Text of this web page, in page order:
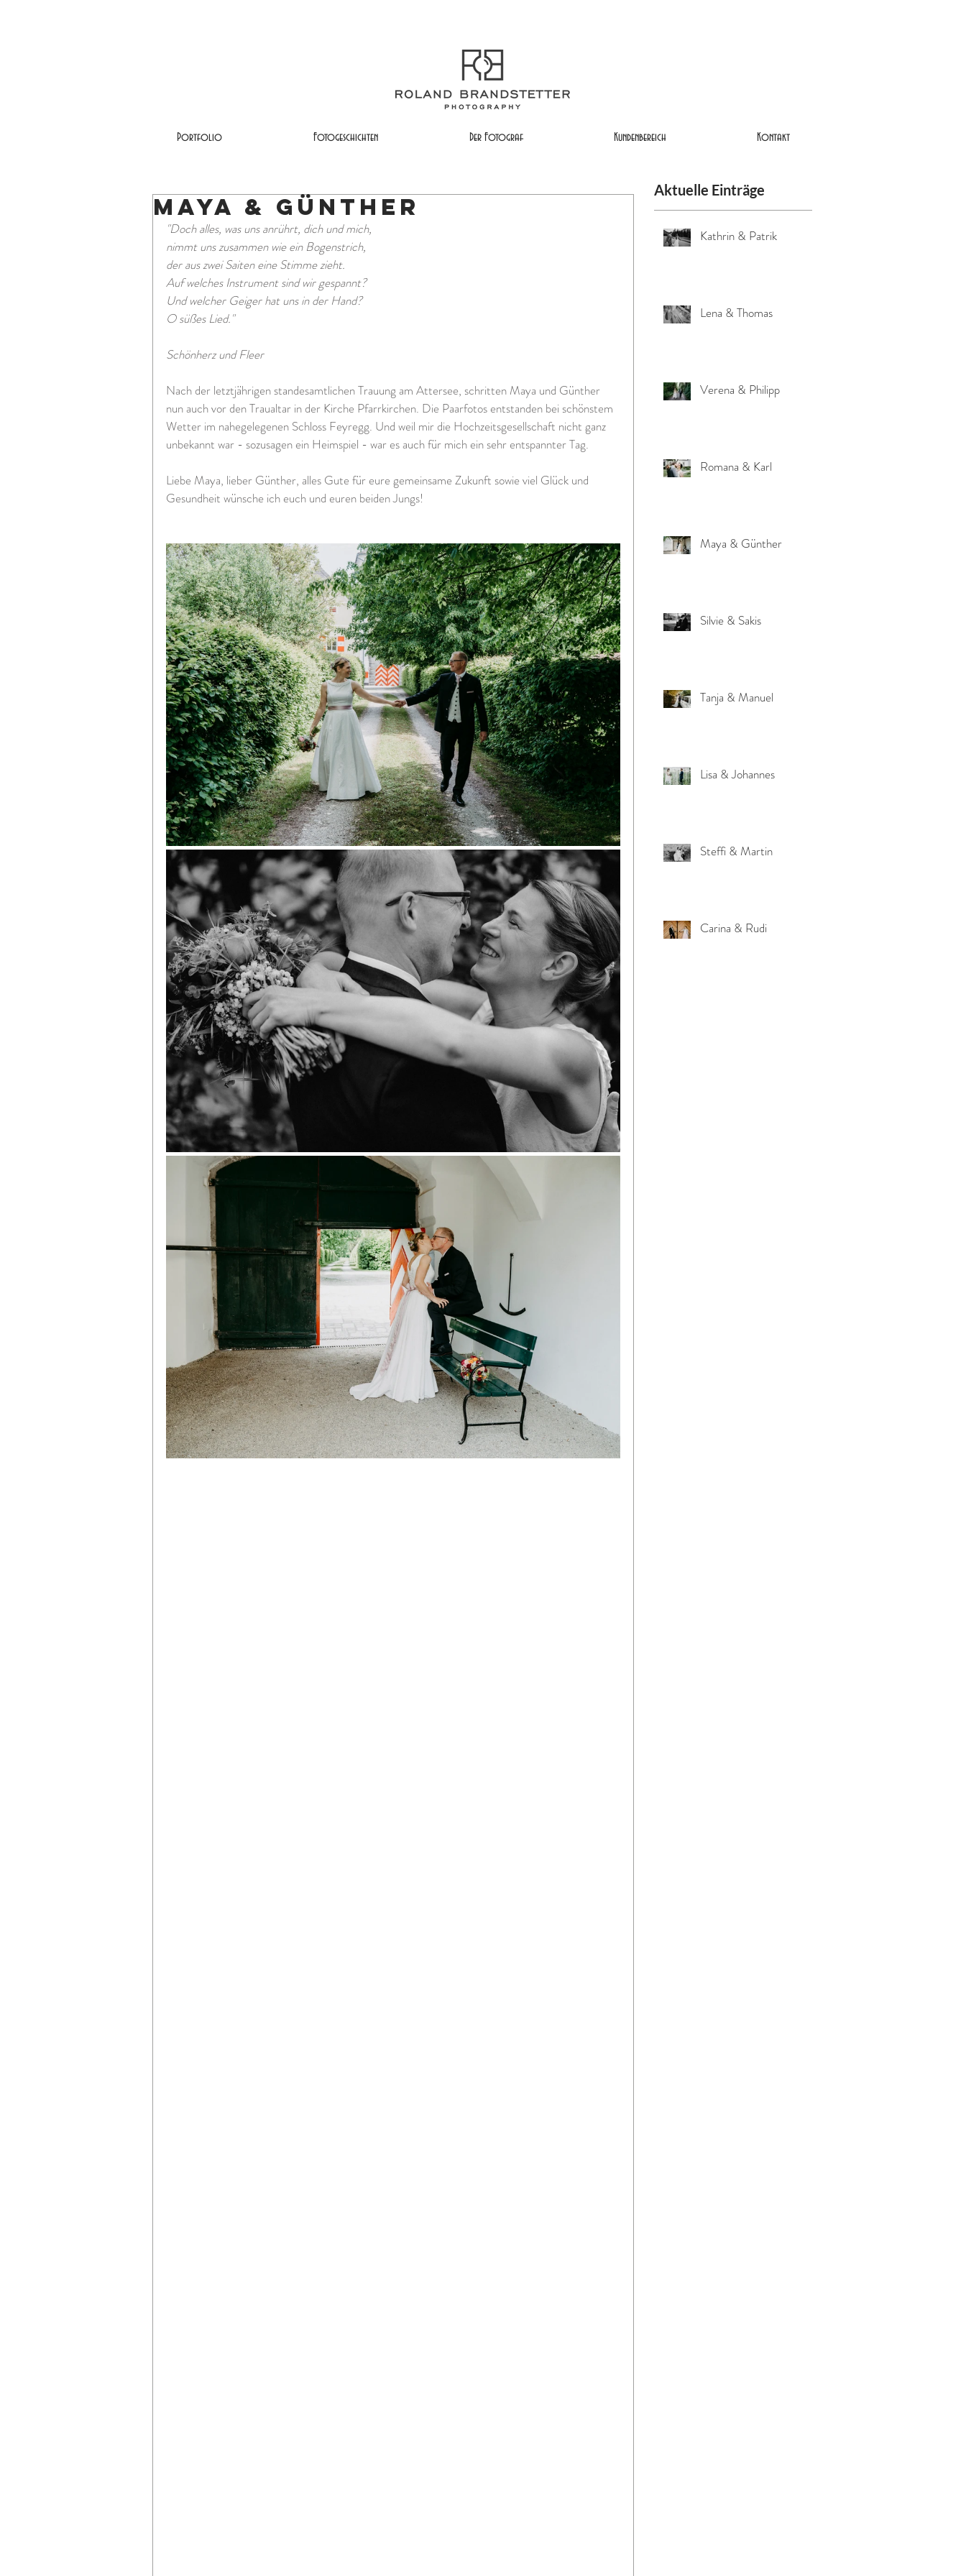
Portfolio Fotogeschichten Der Fotograf Kundenbereich Kontakt
Maya & Günther
"Doch alles, was uns anrührt, dich und mich,
nimmt uns zusammen wie ein Bogenstrich,
der aus zwei Saiten eine Stimme zieht.
Auf welches Instrument sind wir gespannt?
Und welcher Geiger hat uns in der Hand?
O süßes Lied."
Schönherz und Fleer
Nach der letztjährigen standesamtlichen Trauung am Attersee, schritten Maya und Günther
nun auch vor den Traualtar in der Kirche Pfarrkirchen. Die Paarfotos entstanden bei schönstem
Wetter im nahegelegenen Schloss Feyregg. Und weil mir die Hochzeitsgesellschaft nicht ganz
unbekannt war - sozusagen ein Heimspiel - war es auch für mich ein sehr entspannter Tag.
Liebe Maya, lieber Günther, alles Gute für eure gemeinsame Zukunft sowie viel Glück und
Gesundheit wünsche ich euch und euren beiden Jungs!
Aktuelle Einträge
Kathrin & Patrik
Lena & Thomas
Verena & Philipp
Romana & Karl
Maya & Günther
Silvie & Sakis
Tanja & Manuel
Lisa & Johannes
Steffi & Martin
Carina & Rudi